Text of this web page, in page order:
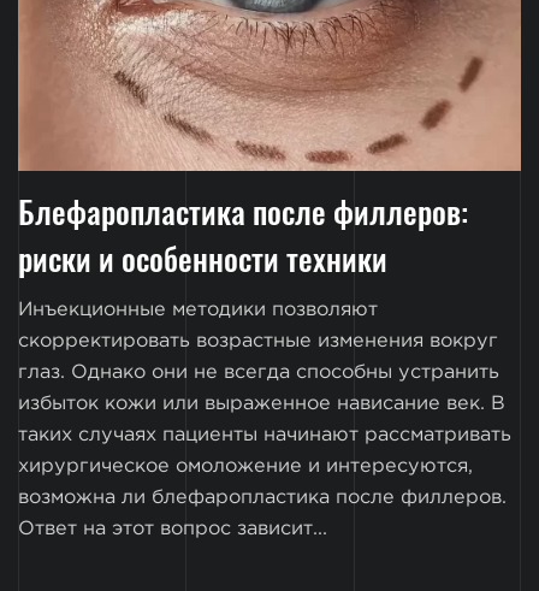
Блефаропластика после филлеров:
риски и особенности техники
Инъекционные методики позволяют
скорректировать возрастные изменения вокруг
глаз. Однако они не всегда способны устранить
избыток кожи или выраженное нависание век. В
таких случаях пациенты начинают рассматривать
хирургическое омоложение и интересуются,
возможна ли блефаропластика после филлеров.
Ответ на этот вопрос зависит...